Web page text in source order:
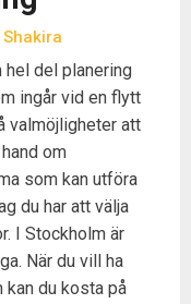
Shakira
hel del planering
ingår vid en flytt
valmöjligheter att
om
som kan utföra
du har att välja
I Stockholm är
När du vill ha
du kosta på